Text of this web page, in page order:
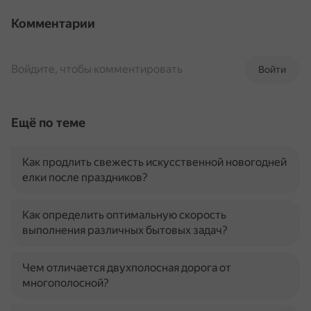
Комментарии
Войти
Войдите, чтобы комментировать
Ещё по теме
Как продлить свежесть искусственной новогодней
елки после праздников?
Как определить оптимальную скорость
выполнения различных бытовых задач?
Чем отличается двухполосная дорога от
многополосной?